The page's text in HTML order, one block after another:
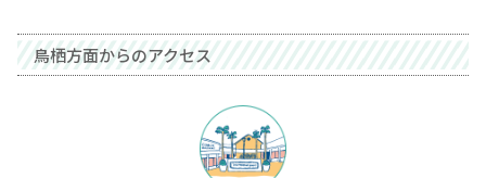
鳥栖方面からのアクセス